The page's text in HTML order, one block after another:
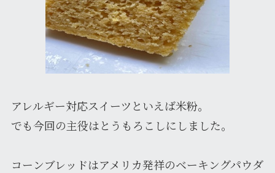
アレルギー対応スイーツといえば米粉。
でも今回の主役はとうもろこしにしました。
コーンブレッドはアメリカ発祥のベーキングパウダ